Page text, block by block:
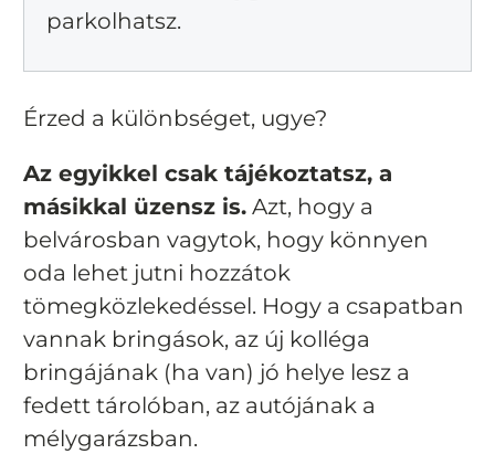
parkolhatsz.
Érzed a különbséget, ugye?
Az egyikkel csak tájékoztatsz, a
másikkal üzensz is. Azt, hogy a
belvárosban vagytok, hogy könnyen
oda lehet jutni hozzátok
tömegközlekedéssel. Hogy a csapatban
vannak bringások, az új kolléga
bringájának (ha van) jó helye lesz a
fedett tárolóban, az autójának a
mélygarázsban.